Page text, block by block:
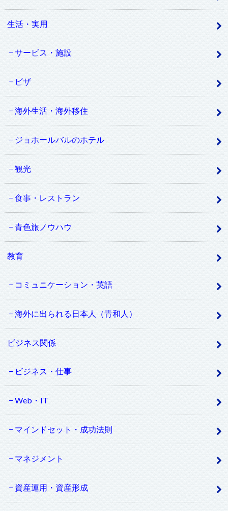
生活・実用
サービス・施設
ビザ
海外生活・海外移住
ジョホールバルのホテル
観光
食事・レストラン
青色旅ノウハウ
教育
コミュニケーション・英語
海外に出られる日本人（青和人）
ビジネス関係
ビジネス・仕事
Web・IT
マインドセット・成功法則
マネジメント
資産運用・資産形成